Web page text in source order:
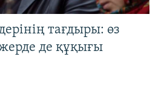
тағдыры: өз
де құқығы